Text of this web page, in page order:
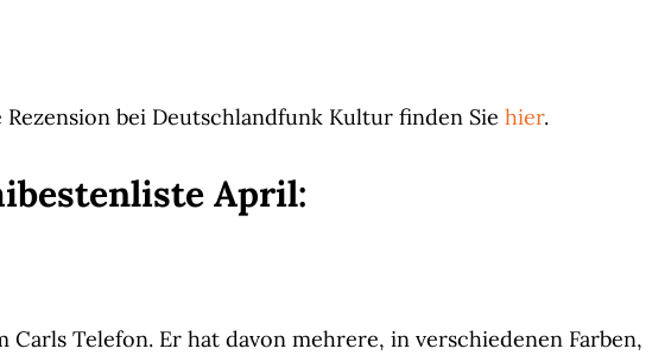
Rezension bei Deutschlandfunk Kultur finden Sie hier.
April:
Telefon. Er hat davon mehrere, in verschiedenen Farben,